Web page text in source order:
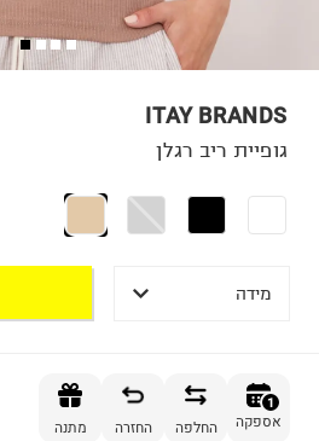
ITAY BRANDS
גופיית ריב רגלן
מידה
1
אספקה החלפה החזרה מתנה